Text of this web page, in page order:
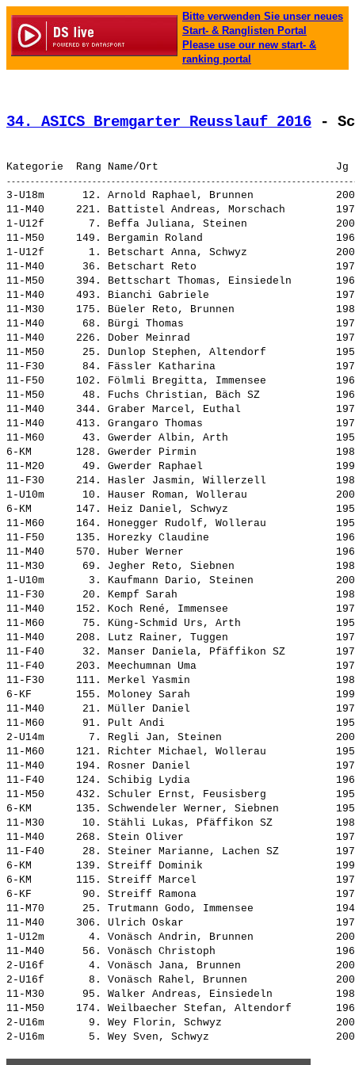
Bitte verwenden Sie unser neues
Start- & Ranglisten Portal
Please use our new start- &
ranking portal
34. ASICS Bremgarter Reusslauf 2016 -
3-U18m      12. Arnold Raphael, Brunnen
11-M40     221. Battistel Andreas, Morschach
1-U12f       7. Beffa Juliana, Steinen
11-M50     149. Bergamin Roland
1-U12f       1. Betschart Anna, Schwyz
11-M40      36. Betschart Reto
11-M50     394. Bettschart Thomas, Einsiedeln
11-M40     493. Bianchi Gabriele
11-M30     175. Büeler Reto, Brunnen
11-M40      68. Bürgi Thomas
11-M40     226. Dober Meinrad
11-M50      25. Dunlop Stephen, Altendorf
11-F30      84. Fässler Katharina
11-F50     102. Fölmli Bregitta, Immensee
11-M50      48. Fuchs Christian, Bäch SZ
11-M40     344. Graber Marcel, Euthal
11-M40     413. Grangaro Thomas
11-M60      43. Gwerder Albin, Arth
6-KM       128. Gwerder Pirmin
11-M20      49. Gwerder Raphael
11-F30     214. Hasler Jasmin, Willerzell
1-U10m      10. Hauser Roman, Wollerau
6-KM       147. Heiz Daniel, Schwyz
11-M60     164. Honegger Rudolf, Wollerau
11-F50     135. Horezky Claudine
11-M40     570. Huber Werner
11-M30      69. Jegher Reto, Siebnen
1-U10m       3. Kaufmann Dario, Steinen
11-F30      20. Kempf Sarah
11-M40     152. Koch René, Immensee
11-M60      75. Küng-Schmid Urs, Arth
11-M40     208. Lutz Rainer, Tuggen
11-F40      32. Manser Daniela, Pfäffikon SZ
11-F40     203. Meechumnan Uma
11-F30     111. Merkel Yasmin
6-KF       155. Moloney Sarah
11-M40      21. Müller Daniel
11-M60      91. Pult Andi
2-U14m       7. Regli Jan, Steinen
11-M60     121. Richter Michael, Wollerau
11-M40     194. Rosner Daniel
11-F40     124. Schibig Lydia
11-M50     432. Schuler Ernst, Feusisberg
6-KM       135. Schwendeler Werner, Siebnen
11-M30      10. Stähli Lukas, Pfäffikon SZ
11-M40     268. Stein Oliver
11-F40      28. Steiner Marianne, Lachen SZ
6-KM       139. Streiff Dominik
6-KM       115. Streiff Marcel
6-KF        90. Streiff Ramona
11-M70      25. Trutmann Godo, Immensee
11-M40     306. Ulrich Oskar
1-U12m       4. Vonäsch Andrin, Brunnen
11-M40      56. Vonäsch Christoph
2-U16f       4. Vonäsch Jana, Brunnen
2-U16f       8. Vonäsch Rahel, Brunnen
11-M30      95. Walker Andreas, Einsiedeln
11-M50     174. Weilbaecher Stefan, Altendorf
2-U16m       9. Wey Florin, Schwyz
2-U16m       5. Wey Sven, Schwyz